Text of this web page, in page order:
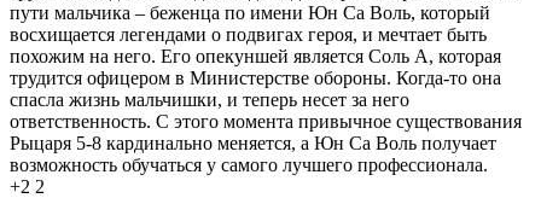
пути мальчика – беженца по имени Юн Са Воль, который
восхищается легендами о подвигах героя, и мечтает быть
похожим на него. Его опекуншей является Соль А, которая
трудится офицером в Министерстве обороны. Когда-то она
спасла жизнь мальчишки, и теперь несет за него
ответственность. С этого момента привычное существования
Рыцаря 5-8 кардинально меняется, а Юн Са Воль получает
возможность обучаться у самого лучшего профессионала.
+2 2